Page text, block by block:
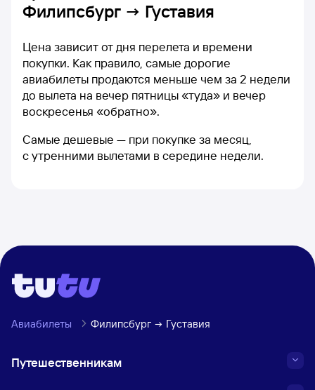
Филипсбург → Густавия
Цена зависит от дня перелета и времени
покупки. Как правило, самые дорогие
авиабилеты продаются меньше чем за 2 недели
до вылета на вечер пятницы «туда» и вечер
воскресенья «обратно».
Самые дешевые — при покупке за месяц,
с утренними вылетами в середине недели.
Авиабилеты Филипсбург Густавия
Путешественникам